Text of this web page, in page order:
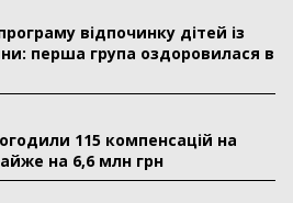
відпочинку дітей із
перша група оздоровилася в
115 компенсацій на
на 6,6 млн грн